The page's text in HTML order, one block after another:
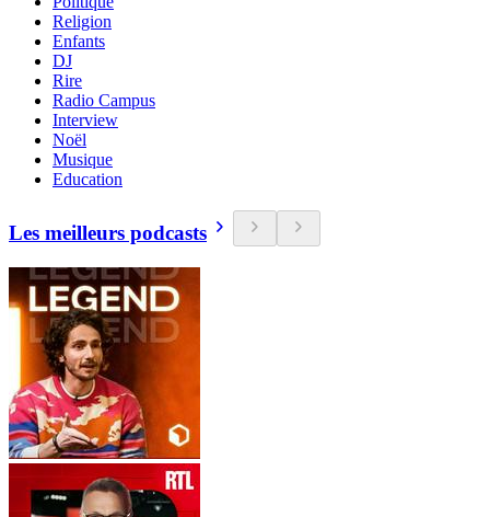
Religion
Enfants
DJ
Rire
Radio Campus
Interview
Noël
Musique
Education
Les meilleurs podcasts